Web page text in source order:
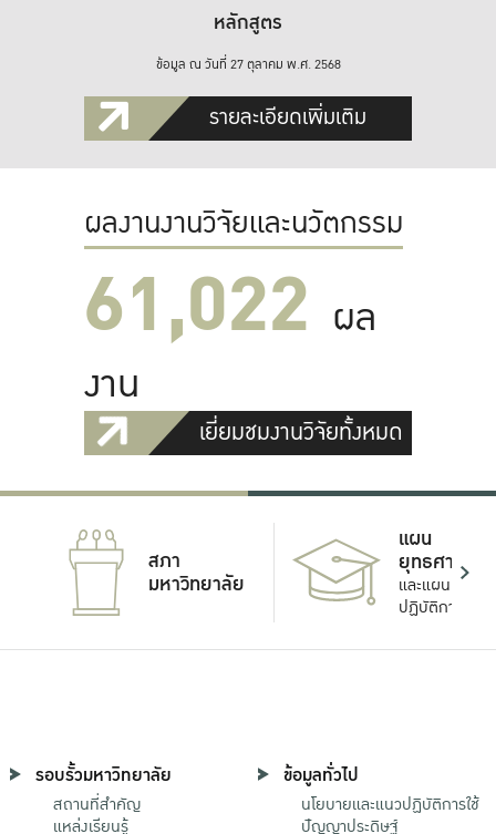
หลักสูตร
ข้อมูล ณ วันที่ 27 ตุลาคม พ.ศ. 2568
รายละเอียดเพิ่มเติม
ผลงานงานวิจัยและนวัตกรรม
61,022 ผล
งาน
เยี่ยมชมงานวิจัยทั้งหมด
สภา
มหาวิทยาลัย
แผน
ยุทธศาสตร์
และแผน
ปฏิบัติการ
รอบรั้วมหาวิทยาลัย
สถานที่สำคัญ
แหล่งเรียนรู้
ข้อมูลทั่วไป
นโยบายและแนวปฏิบัติการใช้
ปัญญาประดิษฐ์